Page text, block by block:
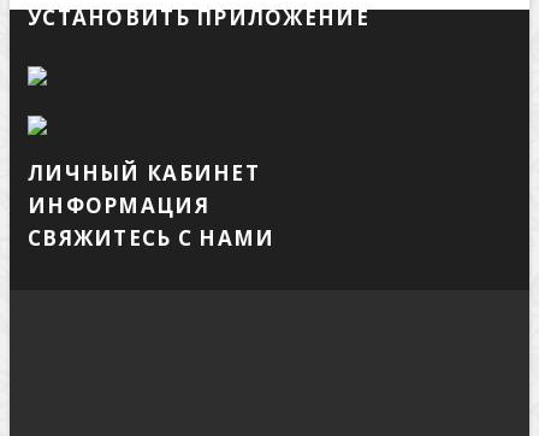
УСТАНОВИТЬ ПРИЛОЖЕНИЕ
ЛИЧНЫЙ КАБИНЕТ
ИНФОРМАЦИЯ
СВЯЖИТЕСЬ С НАМИ